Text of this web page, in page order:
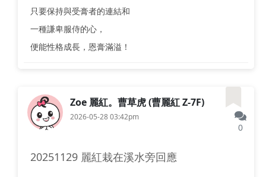
只要保持與受膏者的連結和
一種謙卑服侍的心，
便能性格成長，恩膏滿溢！
Zoe 麗紅。曹草虎 (曹麗紅 Z-7F)
2026-05-28 03:42pm
0
20251129 麗紅栽在溪水旁回應